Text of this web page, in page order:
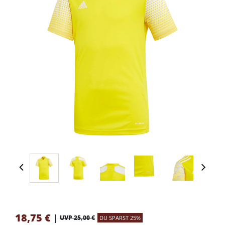
18,75 € | UVP 25,00 € DU SPARST 25%